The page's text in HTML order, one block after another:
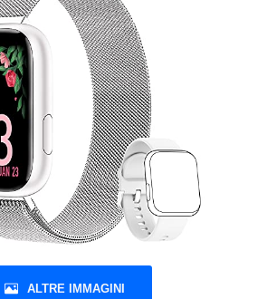
ALTRE IMMAGINI